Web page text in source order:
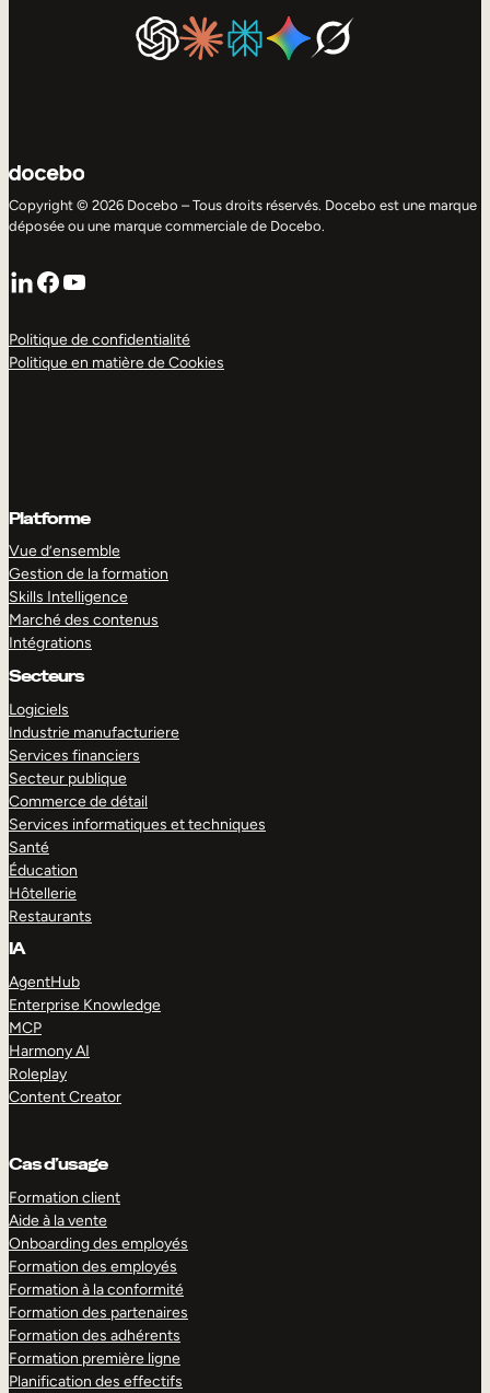
Copyright © 2026 Docebo – Tous droits réservés. Docebo est une marque
déposée ou une marque commerciale de Docebo.
LinkedIn
Facebook
YouTube
Politique de confidentialité
Politique en matière de Cookies
Platforme
Vue d’ensemble
Gestion de la formation
Skills Intelligence
Marché des contenus
Intégrations
Secteurs
Logiciels
Industrie manufacturiere
Services financiers
Secteur publique
Commerce de détail
Services informatiques et techniques
Santé
Éducation
Hôtellerie
Restaurants
IA
AgentHub
Enterprise Knowledge
MCP
Harmony AI
Roleplay
Content Creator
Cas d’usage
Formation client
Aide à la vente
Onboarding des employés
Formation des employés
Formation à la conformité
Formation des partenaires
Formation des adhérents
Formation première ligne
Planification des effectifs